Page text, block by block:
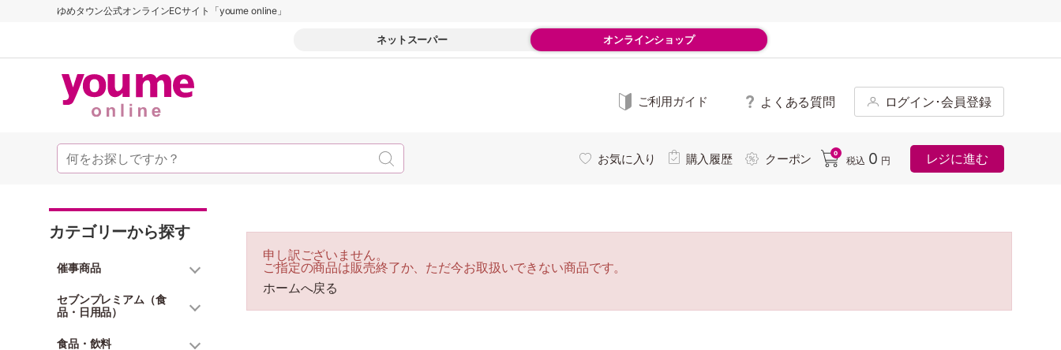
ゆめタウン公式オンラインECサイト「youme online」
ネットスーパー オンラインショップ
ご利用ガイド よくある質問 ログイン･会員登録
お気に入り 購入履歴 クーポン 0
税込 0 円 レジに進む
カテゴリーから探す
催事商品
セブンプレミアム（食
品・日用品）
食品・飲料
申し訳ございません。
ご指定の商品は販売終了か、ただ今お取扱いできない商品です。
ホームへ戻る